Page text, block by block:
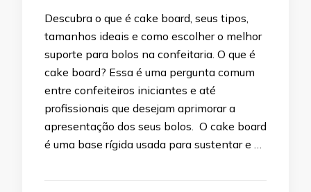
Descubra o que é cake board, seus tipos,
tamanhos ideais e como escolher o melhor
suporte para bolos na confeitaria. O que é
cake board? Essa é uma pergunta comum
entre confeiteiros iniciantes e até
profissionais que desejam aprimorar a
apresentação dos seus bolos. O cake board
é uma base rígida usada para sustentar e …